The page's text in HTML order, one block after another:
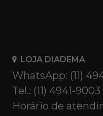
LOJA DIADEMA
WhatsApp: (11)
Tel.: (11) 4941-9003
Horário de